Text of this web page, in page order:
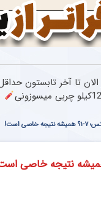
الان تا آخر تابستون
12کیلو چربی میسوزونی
است!